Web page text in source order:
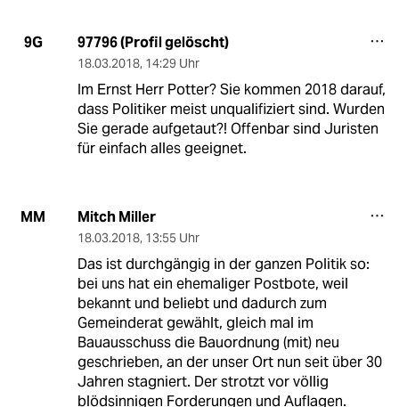
9G 97796 (Profil gelöscht)
18.03.2018, 14:29 Uhr
Im Ernst Herr Potter? Sie kommen 2018 darauf,
dass Politiker meist unqualifiziert sind. Wurden
Sie gerade aufgetaut?! Offenbar sind Juristen
für einfach alles geeignet.
MM Mitch Miller
18.03.2018, 13:55 Uhr
Das ist durchgängig in der ganzen Politik so:
bei uns hat ein ehemaliger Postbote, weil
bekannt und beliebt und dadurch zum
Gemeinderat gewählt, gleich mal im
Bauausschuss die Bauordnung (mit) neu
geschrieben, an der unser Ort nun seit über 30
Jahren stagniert. Der strotzt vor völlig
blödsinnigen Forderungen und Auflagen.